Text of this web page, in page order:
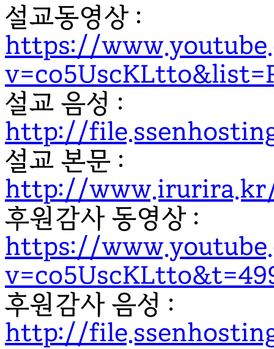
설교동영상 :
https://
설교 음성 :
http://
설교 본문 :
http://www.irurira.kr/
후원감사 동영상 :
https://
후원감사 음성 :
http://